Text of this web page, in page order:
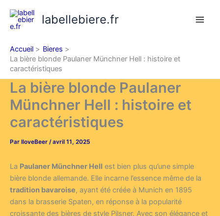
contenu
labellebiere.fr
Accueil
Bieres
La bière blonde Paulaner Münchner Hell : histoire et
caractéristiques
La bière blonde Paulaner
Münchner Hell : histoire et
caractéristiques
Par IloveBeer /avril 11, 2025
La Paulaner Münchner Hell est bien plus qu’une simple
bière blonde allemande. Elle incarne l’essence même de la
tradition bavaroise, ayant été créée à Munich en 1895
dans la brasserie Spaten, en réponse à la popularité
croissante des bières de style Pilsner. Avec son élégance et